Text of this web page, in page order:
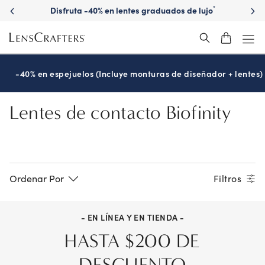
Skip
main
content
Disfruta -40% en lentes graduados de lujo*
-40% en espejuelos (Incluye monturas de diseñador + lentes)
Lentes de contacto Biofinity
Ordenar Por Filtros
- EN LÍNEA Y EN TIENDA -
HASTA $200 DE